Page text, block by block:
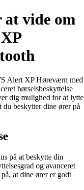
vide om
Alert XP Høreværn med
hørselsbeskyttelse
dig mulighed for at lytte
beskytter dine ører på
på at beskytte din
og avanceret
at dine ører er godt